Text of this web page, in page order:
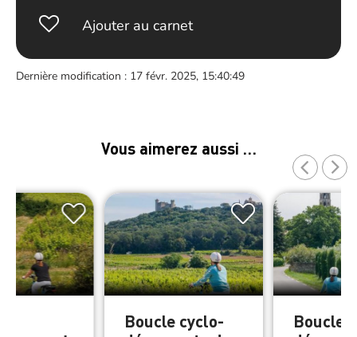
Ajouter au carnet
Dernière modification : 17 févr. 2025, 15:40:49
Vous aimerez aussi …
Boucle cyclo-
Boucle